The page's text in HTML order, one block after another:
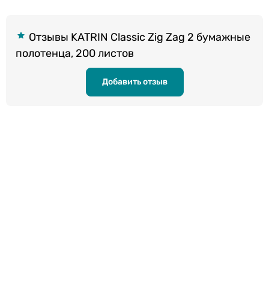
Отзывы KATRIN Classic Zig Zag 2 бумажные
полотенца, 200 листов
Добавить отзыв